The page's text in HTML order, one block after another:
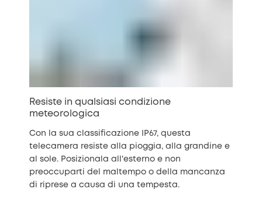
Resiste in qualsiasi condizione
meteorologica
Con la sua classificazione IP67, questa
telecamera resiste alla pioggia, alla grandine e
al sole. Posizionala all'esterno e non
preoccuparti del maltempo o della mancanza
di riprese a causa di una tempesta.